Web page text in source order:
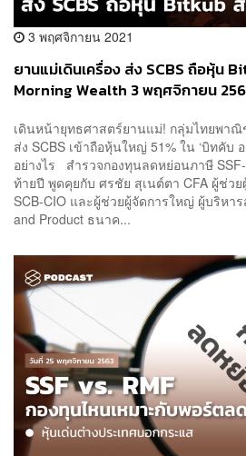
3 พฤศจิกายน 2021
ยานแม่เดินเครื่อง ส่ง SCBS ถือหุ้น
Morning Wealth 3 พฤศจิกายน
เดินหน้ายุทธศาสตร์ยานแม่! กลุ่มไทยพา
ส่ง SCBS เข้าถือหุ้นใหญ่ 51% ใน ‘บิทคับ
อย่างไร สำรวจกองทุนลดหย่อนภาษี
ท้ายปี พูดคุยกับ ศรชัย สุเนต์ตา CFA ผู้ช่ว
SCB-CIO และผู้ช่วยผู้จัดการใหญ่ ผู้บริหา
and Product ธนาค...